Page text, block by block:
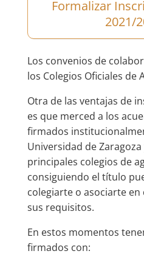
Formalizar
2021/
Los convenios de
los Colegios Oficiales de
Otra de las ventajas de
es que merced a los
firmados
Universidad de
principales colegios de
consiguiendo el título
colegiarte o asociarte
sus requisitos.
En estos momentos
firmados con: